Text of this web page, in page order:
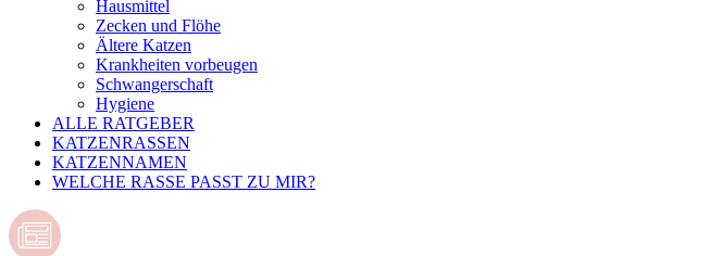
Hausmittel
Zecken und Flöhe
Ältere Katzen
Krankheiten vorbeugen
Schwangerschaft
Hygiene
ALLE RATGEBER
KATZENRASSEN
KATZENNAMEN
WELCHE RASSE PASST ZU MIR?